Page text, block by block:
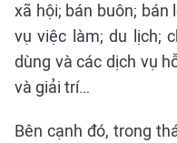
xã hội; bán buôn; bán
vụ việc làm; du lịch;
dùng và các dịch vụ
và giải trí…
Bên cạnh đó, trong